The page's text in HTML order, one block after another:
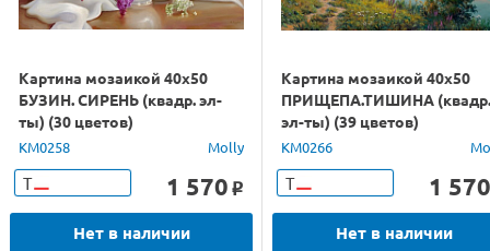
Картина мозаикой 40х50
БУЗИН. СИРЕНЬ (квадр. эл-
ты) (30 цветов)
KM0258 Molly
Т 1 570 o
Нет в наличии
Картина мозаикой 40х50
ПРИЩЕПА.ТИШИНА (квадр.
эл-ты) (39 цветов)
KM0266
Т 1 570
Нет в наличии